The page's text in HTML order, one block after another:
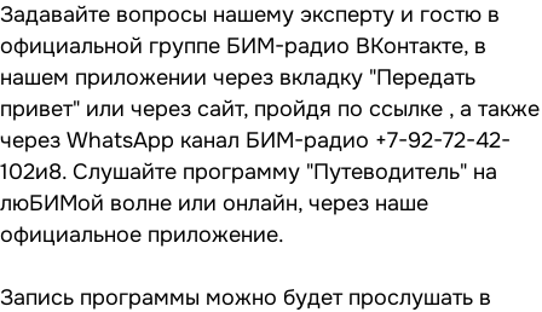
Задавайте вопросы нашему эксперту и гостю в
официальной группе БИМ-радио ВКонтакте, в
нашем приложении через вкладку "Передать
привет" или через сайт, пройдя по ссылке , а также
через WhatsApp канал БИМ-радио +7-92-72-42-
102и8. Слушайте программу "Путеводитель" на
люБИМой волне или онлайн, через наше
официальное приложение.
Запись программы можно будет прослушать в